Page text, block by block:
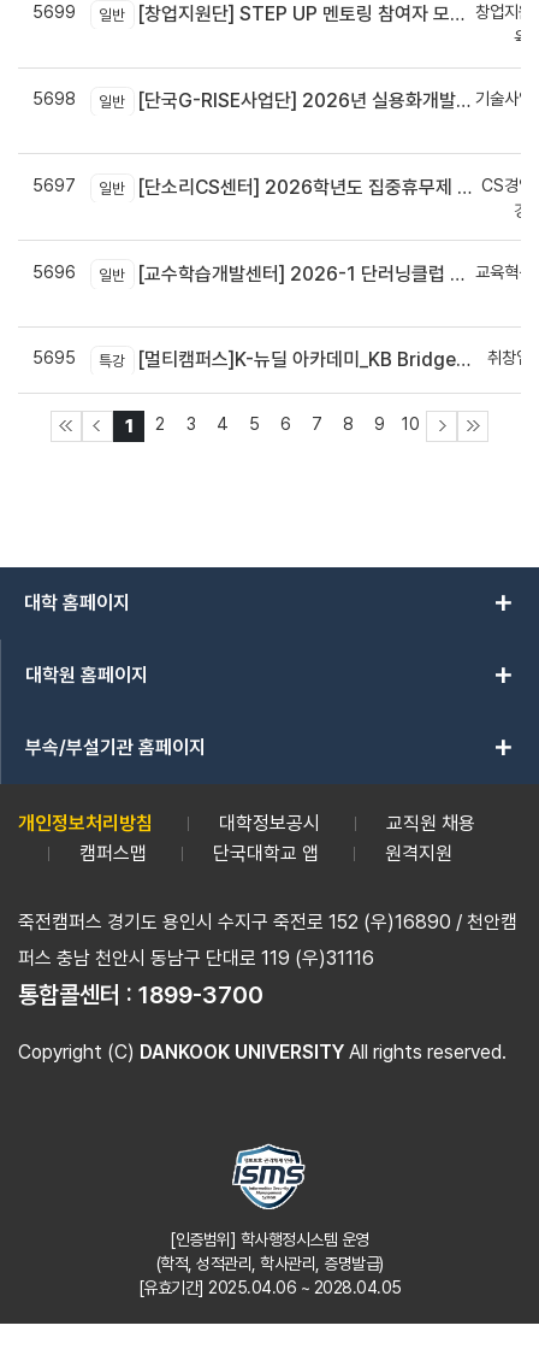
5699 일반 [창업지원단] STEP UP 멘토링 참여자 모집(~7월 29일)
창업지원
육
5698 일반 [단국G-RISE사업단] 2026년 실용화개발 지원(Grant) 과제 공고_~8/14(금)까지
기술사업
5697 일반 [단소리CS센터] 2026학년도 집중휴무제 안내 (EMS 및 이메일 발송 접수기한 : 7/24(금) 오후 12시까지)
CS경영
경
5696 일반 [교수학습개발센터] 2026-1 단러닝클럽 Best Practice 공모전 결과 안내
교육혁신
5695 특강 [멀티캠퍼스]K-뉴딜 아카데미_KB Bridge 과정 취창업
1 2 3 4 5 6 7 8 9 10
대학 홈페이지 add
대학원 홈페이지 add
부속/부설기관 홈페이지 add
개인정보처리방침 대학정보공시
교직원 채용
캠퍼스맵
단국대학교 앱 원격지원
죽전캠퍼스 경기도 용인시 수지구 죽전로 152 (우)16890 / 천안캠
퍼스 충남 천안시 동남구 단대로 119 (우)31116
통합콜센터 : 1899-3700
Copyright (C) DANKOOK UNIVERSITY All rights reserved.
[인증범위] 학사행정시스템 운영
(학적, 성적관리, 학사관리, 증명발급)
[유효기간] 2025.04.06 ~ 2028.04.05